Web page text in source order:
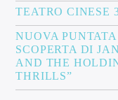
TEATRO CINESE
NUOVA
SCOPERTA DI
AND THE
THRILLS”